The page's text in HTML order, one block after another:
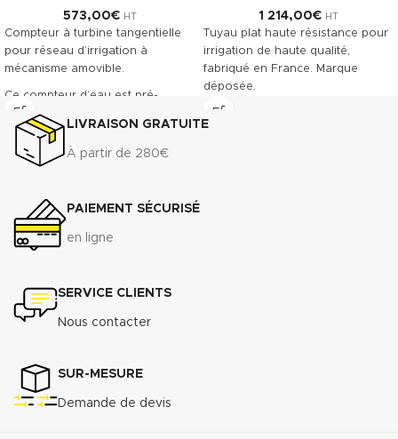
573,00€ HT
Compteur à turbine tangentielle
pour réseau d’irrigation à
mécanisme amovible.
Ce compteur d’eau est pré-
équipé pour recevoir la pose
d’un émetteur à impulsions.
Classe métrologique A. Corps en
fonte revêtu, offrant une grande
Raccordement à brides du DN 50
au DN 300
1 214,00€ HT
Tuyau plat haute résistance pour
irrigation de haute qualité,
fabriqué en France. Marque
déposée.
Télécharger la fiche technique
(.pdf)
LIVRAISON GRATUITE
À partir de 280€
PAIEMENT SÉCURISÉ
en ligne
SERVICE CLIENTS
Nous contacter
SUR-MESURE
Demande de devis